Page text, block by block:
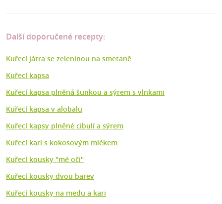
Další doporučené recepty:
Kuřecí játra se zeleninou na smetaně
Kuřecí kapsa
Kuřecí kapsa plněná šunkou a sýrem s vlnkami
Kuřecí kapsa v alobalu
Kuřecí kapsy plněné cibulí a sýrem
Kuřecí kari s kokosovým mlékem
Kuřecí kousky "mé oči"
Kuřecí kousky dvou barev
Kuřecí kousky na medu a kari